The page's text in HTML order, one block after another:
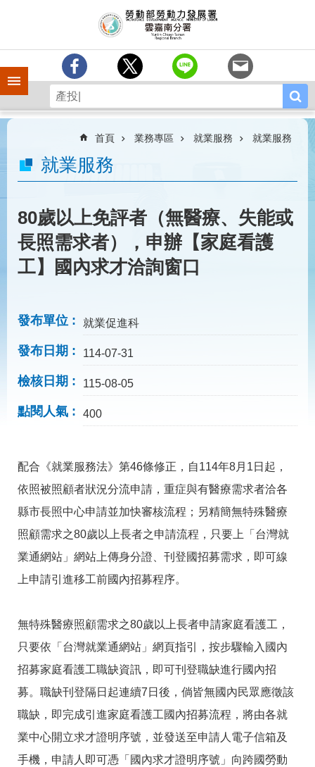
手機側欄
中
分
簡
業
務
相
關
連
結
見
答
為
民
服
務
網
站
導
回
首
頁
English
民
意
信
問
詞
雲
嘉
南
署
資
源
手
RSS
首頁 業務專區 就業服務 就業服務
就業服務
80歲以上免評者（無醫療、失能或
長照需求者），申辦【家庭看護
工】國內求才洽詢窗口
發布單位 就業促進科
發布日期 114-07-31
檢核日期 115-08-05
點閱人氣 400
配合《就業服務法》第46條修正，自114年8月1日起，
依照被照顧者狀況分流申請，重症與有醫療需求者洽各
縣市長照中心申請並加快審核流程；另精簡無特殊醫療
照顧需求之80歲以上長者之申請流程，只要上「台灣就
業通網站」網站上傳身分證、刊登國招募需求，即可線
上申請引進移工前國內招募程序。
無特殊醫療照顧需求之80歲以上長者申請家庭看護工，
只要依「台灣就業通網站」網頁指引，按步驟輸入國內
招募家庭看護工職缺資訊，即可刊登職缺進行國內招
募。職缺刊登隔日起連續7日後，倘皆無國內民眾應徵該
職缺，即完成引進家庭看護工國內招募流程，將由各就
業中心開立求才證明序號，並發送至申請人電子信箱及
手機，申請人即可憑「國內求才證明序號」向跨國勞動